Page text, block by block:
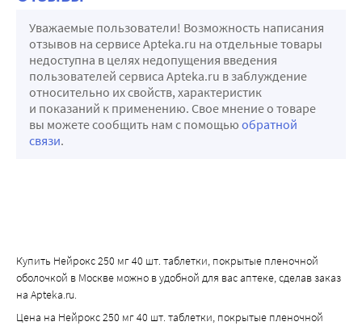
Уважаемые пользователи! Возможность написания
отзывов на сервисе Apteka.ru на отдельные товары
недоступна в целях недопущения введения
пользователей сервиса Apteka.ru в заблуждение
относительно их свойств, характеристик
и показаний к применению. Свое мнение о товаре
вы можете сообщить нам с помощью обратной
связи.
Купить Нейрокс 250 мг 40 шт. таблетки, покрытые пленочной
оболочкой в Москве можно в удобной для вас аптеке, сделав заказ
на Apteka.ru.
Цена на Нейрокс 250 мг 40 шт. таблетки, покрытые пленочной